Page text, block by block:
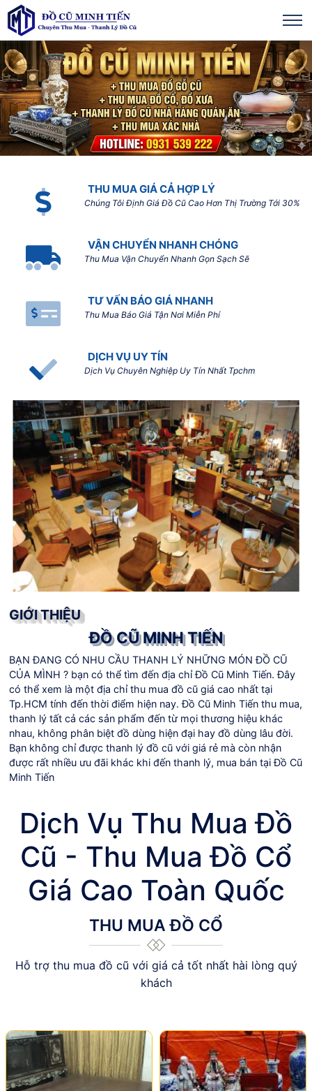
THU MUA GIÁ CẢ HỢP LÝ
Chúng Tôi Định Giá Đồ Cũ Cao Hơn Thị Trường Tới 30%
VẬN CHUYỂN NHANH CHÓNG
Thu Mua Vận Chuyển Nhanh Gọn Sạch Sẽ
TƯ VẤN BÁO GIÁ NHANH
Thu Mua Báo Giá Tận Nơi Miễn Phí
DỊCH VỤ UY TÍN
Dịch Vụ Chuyên Nghiệp Uy Tín Nhất Tpchm
GIỚI THIỆU
ĐỒ CŨ MINH TIẾN
BẠN ĐANG CÓ NHU CẦU THANH LÝ NHỮNG MÓN ĐỒ CŨ
CỦA MÌNH ? bạn có thể tìm đến địa chỉ Đồ Cũ Minh Tiến. Đây
có thể xem là một địa chỉ thu mua đồ cũ giá cao nhất tại
Tp.HCM tính đến thời điểm hiện nay. Đồ Cũ Minh Tiến thu mua,
thanh lý tất cả các sản phẩm đến từ mọi thương hiệu khác
nhau, không phân biệt đồ dùng hiện đại hay đồ dùng lâu đời.
Bạn không chỉ được thanh lý đồ cũ với giá rẻ mà còn nhận
được rất nhiều ưu đãi khác khi đến thanh lý, mua bán tại Đồ Cũ
Minh Tiến
Dịch Vụ Thu Mua Đồ
Cũ - Thu Mua Đồ Cổ
Giá Cao Toàn Quốc
THU MUA ĐỒ CỔ
Hỗ trợ thu mua đồ cũ với giá cả tốt nhất hài lòng quý
khách